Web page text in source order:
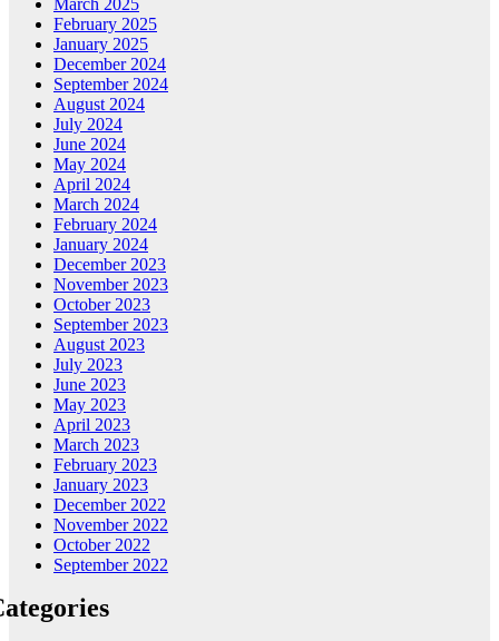
March 2025
February 2025
January 2025
December 2024
September 2024
August 2024
July 2024
June 2024
May 2024
April 2024
March 2024
February 2024
January 2024
December 2023
November 2023
October 2023
September 2023
August 2023
July 2023
June 2023
May 2023
April 2023
March 2023
February 2023
January 2023
December 2022
November 2022
October 2022
September 2022